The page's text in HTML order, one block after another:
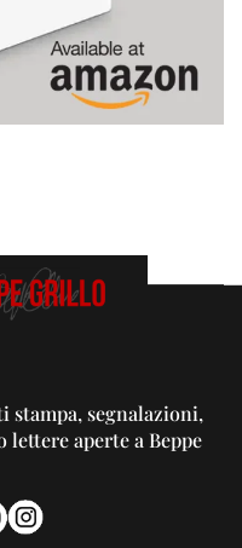
stampa, segnalazioni,
aperte a Beppe